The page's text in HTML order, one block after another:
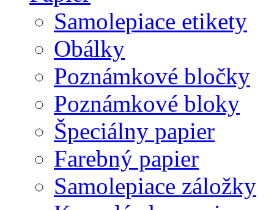
Samolepiace etikety
Obálky
Poznámkové bločky
Poznámkové bloky
Špeciálny papier
Farebný papier
Samolepiace záložky